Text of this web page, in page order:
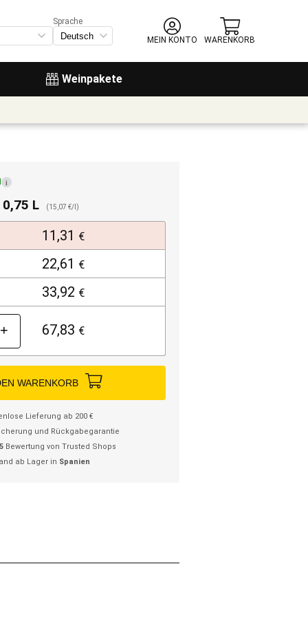
Weinpakete
Sprache
MEIN KONTO
WARENKORB
i
L (15,07 €/l)
11,31 €
22,61 €
33,92 €
+ 67,83 €
WARENKORB
Lieferung ab 200 €
und Rückgabegarantie
Bewertung von Trusted Shops
ab Lager in Spanien